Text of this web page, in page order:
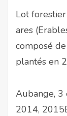
Lot
ares
composé
plantés en
Aubange, 3
2014,